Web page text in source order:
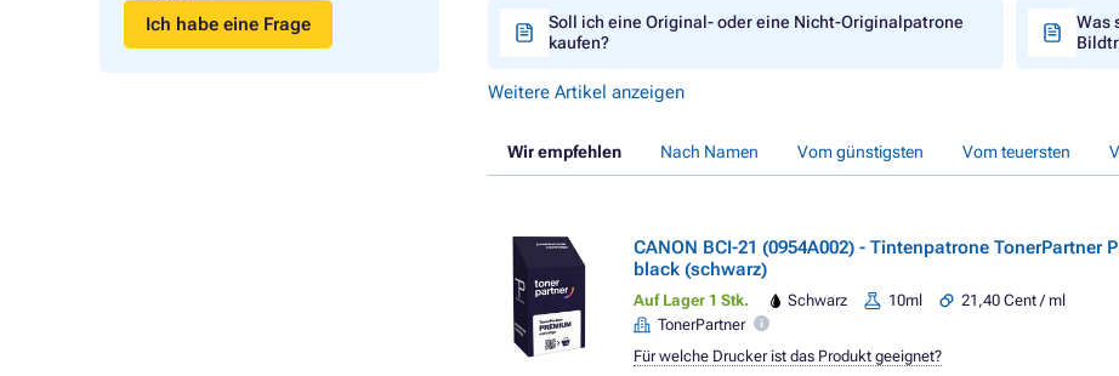
Ich habe eine Frage
Soll ich eine Original- oder eine Nicht-Originalpatrone
kaufen?
Was
Weitere Artikel anzeigen
Wir empfehlen Nach Namen Vom günstigsten Vom teuersten
CANON BCI-21 (0954A002) - Tintenpatrone TonerPartner
black (schwarz)
Auf Lager 1 Stk. Schwarz 10ml
21,40 Cent / ml
TonerPartner
Für welche Drucker ist das Produkt geeignet?